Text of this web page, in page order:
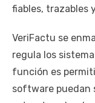
fiables, trazables
VeriFactu se
regula los
función es
software puedan